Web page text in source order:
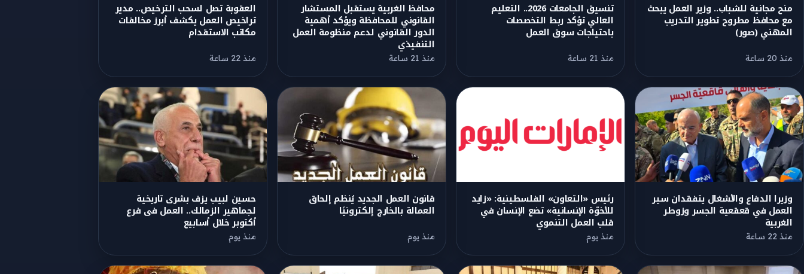
منح مجانية للشباب.. وزير العمل يبحث
مع محافظ مطروح تطوير التدريب
المهني (صور)
منذ 20 ساعة
تنسيق الجامعات 2026.. التعليم
العالي تؤكد ربط التخصصات
باحتياجات سوق العمل
منذ 21 ساعة
محافظ الغربية يستقبل المستشار
القانوني للمحافظة ويؤكد أهمية
الدور القانوني لدعم منظومة العمل
التنفيذي
منذ 21 ساعة
العقوبة تصل لسحب الترخيص.. مدير
تراخيص العمل يكشف أبرز مخالفات
مكاتب الاستقدام
منذ 22 ساعة
وزيرا الدفاع والأشغال يتفقدان سير
العمل في قعقعية الجسر وزوطر
الغربية
منذ 22 ساعة
رئيس «التعاون» الفلسطينية: «زايد
للأخوّة الإنسانية» تضع الإنسان في
قلب العمل التنموي
منذ يوم
قانون العمل الجديد يُنظم إلحاق
العمالة بالخارج إلكترونيًا
منذ يوم
حسين لبيب يزف بشرى تاريخية
لجماهير الزمالك.. العمل فى فرع
أكتوبر خلال أسابيع
منذ يوم